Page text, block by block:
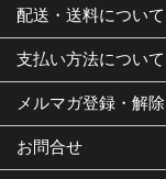
配送・送料について
支払い方法について
メルマガ登録・解除
お問合せ